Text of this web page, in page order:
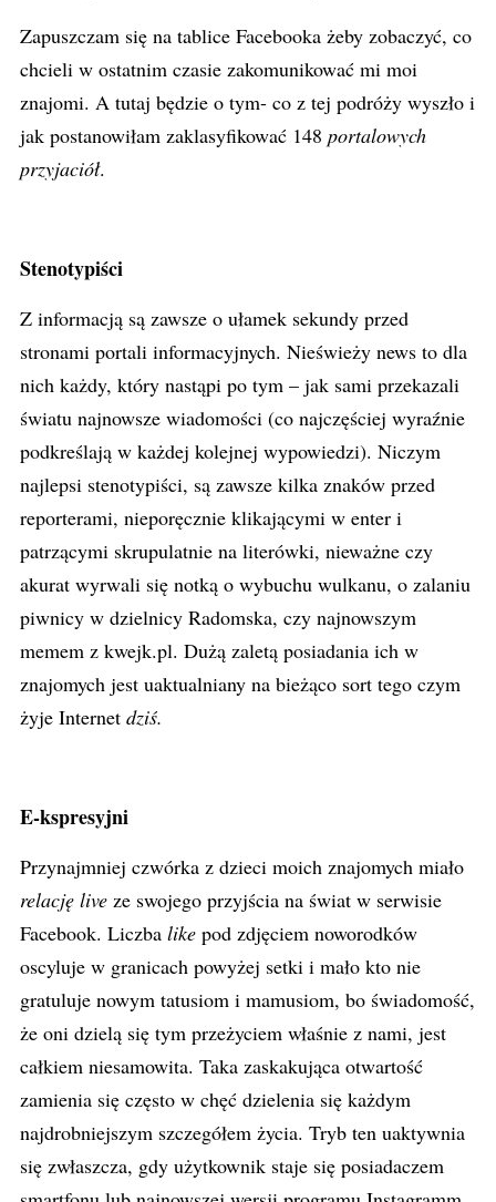
Zapuszczam się na tablice Facebooka żeby zobaczyć, co
chcieli w ostatnim czasie zakomunikować mi moi
znajomi. A tutaj będzie o tym- co z tej podróży wyszło i
jak postanowiłam zaklasyfikować 148 portalowych
przyjaciół.
Stenotypiści
Z informacją są zawsze o ułamek sekundy przed
stronami portali informacyjnych. Nieświeży news to dla
nich każdy, który nastąpi po tym – jak sami przekazali
światu najnowsze wiadomości (co najczęściej wyraźnie
podkreślają w każdej kolejnej wypowiedzi). Niczym
najlepsi stenotypiści, są zawsze kilka znaków przed
reporterami, nieporęcznie klikającymi w enter i
patrzącymi skrupulatnie na literówki, nieważne czy
akurat wyrwali się notką o wybuchu wulkanu, o zalaniu
piwnicy w dzielnicy Radomska, czy najnowszym
memem z kwejk.pl. Dużą zaletą posiadania ich w
znajomych jest uaktualniany na bieżąco sort tego czym
żyje Internet dziś.
E-kspresyjni
Przynajmniej czwórka z dzieci moich znajomych miało
relację live ze swojego przyjścia na świat w serwisie
Facebook. Liczba like pod zdjęciem noworodków
oscyluje w granicach powyżej setki i mało kto nie
gratuluje nowym tatusiom i mamusiom, bo świadomość,
że oni dzielą się tym przeżyciem właśnie z nami, jest
całkiem niesamowita. Taka zaskakująca otwartość
zamienia się często w chęć dzielenia się każdym
najdrobniejszym szczegółem życia. Tryb ten uaktywnia
się zwłaszcza, gdy użytkownik staje się posiadaczem